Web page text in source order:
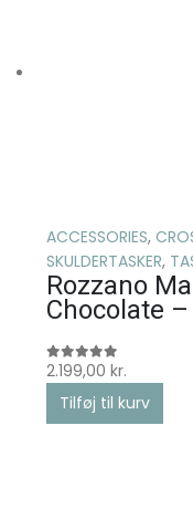
ACCESSORIES,
SKULDERTASKER,
Rozzano
Chocolate
0 ud af 5
2.199,00 kr.
Tilføj til kurv